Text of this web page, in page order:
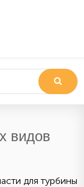
видов
для турбины